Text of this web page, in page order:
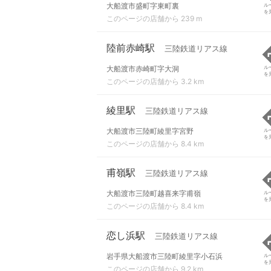
大船渡市盛町字東町裏
このページの店舗から 239 m
ル
を
陸前赤崎駅 三陸鉄道リアス線
大船渡市赤崎町字大洞
このページの店舗から 3.2 km
ル
を
綾里駅 三陸鉄道リアス線
大船渡市三陸町綾里字宮野
このページの店舗から 8.4 km
ル
を
甫嶺駅 三陸鉄道リアス線
大船渡市三陸町越喜来字甫嶺
このページの店舗から 8.4 km
ル
を
恋し浜駅 三陸鉄道リアス線
岩手県大船渡市三陸町綾里字小石浜
このページの店舗から 9.2 km
ル
を